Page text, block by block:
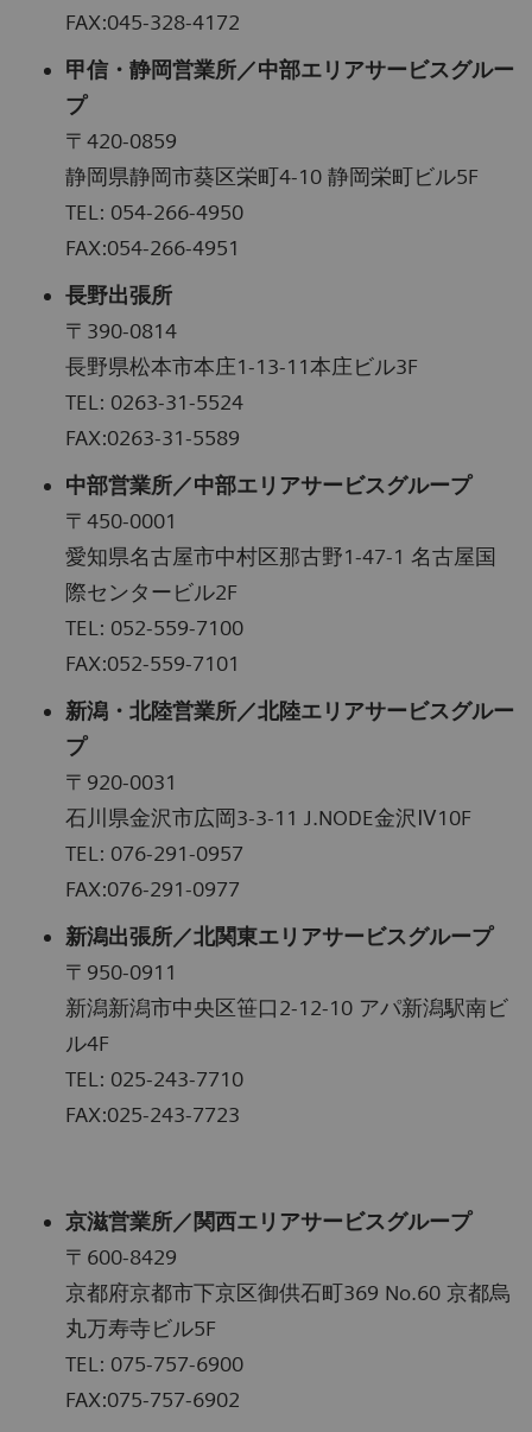
FAX:045-328-4172
甲信・静岡営業所／中部エリアサービスグルー
プ
〒420-0859
静岡県静岡市葵区栄町4-10 静岡栄町ビル5F
TEL: 054-266-4950
FAX:054-266-4951
長野出張所
〒390-0814
長野県松本市本庄1-13-11本庄ビル3F
TEL: 0263-31-5524
FAX:0263-31-5589
中部営業所／中部エリアサービスグループ
〒450-0001
愛知県名古屋市中村区那古野1-47-1 名古屋国
際センタービル2F
TEL: 052-559-7100
FAX:052-559-7101
新潟・北陸営業所／北陸エリアサービスグルー
プ
〒920-0031
石川県金沢市広岡3-3-11 J.NODE金沢Ⅳ10F
TEL: 076-291-0957
FAX:076-291-0977
新潟出張所／北関東エリアサービスグループ
〒950-0911
新潟新潟市中央区笹口2-12-10 アパ新潟駅南ビ
ル4F
TEL: 025-243-7710
FAX:025-243-7723
京滋営業所／関西エリアサービスグループ
〒600-8429
京都府京都市下京区御供石町369 No.60 京都烏
丸万寿寺ビル5F
TEL: 075-757-6900
FAX:075-757-6902